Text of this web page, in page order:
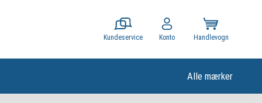
Kundeservice Konto Handlevogn
Alle mærker